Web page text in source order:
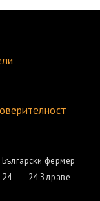
Български фермер
24 Здраве